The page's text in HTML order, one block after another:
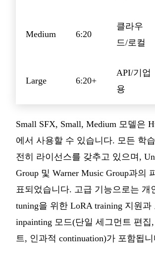
Medium 6:20
클라우
드/로컬
Large 6:20+
API/기업
용
Small SFX, Small, Medium 모델은
에서 사용할 수 있습니다. 모든 학
전히 라이선스를 갖추고 있으며,
Group 및 Warner Music Group과의
표되었습니다. 고급 기능으로는 개
tuning을 위한 LoRA training 지원과
inpainting 모드(단일 세그먼트 편집
트, 인과적 continuation)가 포함됩